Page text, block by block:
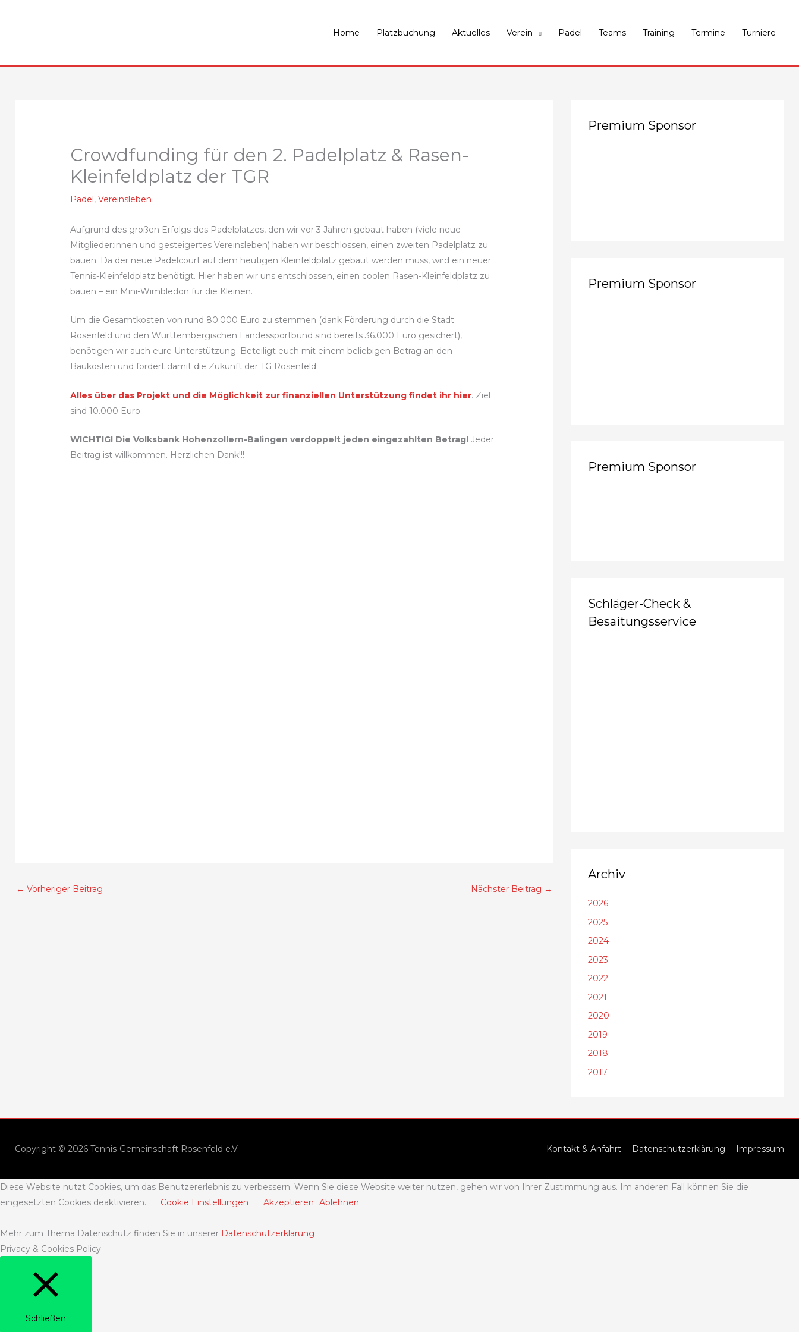
Home Platzbuchung Aktuelles Verein Padel Teams Training Termine Turniere
Crowdfunding für den 2. Padelplatz & Rasen-
Kleinfeldplatz der TGR
Padel,Vereinsleben
Aufgrund des großen Erfolgs des Padelplatzes, den wir vor 3 Jahren gebaut haben (viele neue
Mitglieder:innen und gesteigertes Vereinsleben) haben wir beschlossen, einen zweiten Padelplatz zu
bauen. Da der neue Padelcourt auf dem heutigen Kleinfeldplatz gebaut werden muss, wird ein neuer
Tennis-Kleinfeldplatz benötigt. Hier haben wir uns entschlossen, einen coolen Rasen-Kleinfeldplatz zu
bauen – ein Mini-Wimbledon für die Kleinen.
Um die Gesamtkosten von rund 80.000 Euro zu stemmen (dank Förderung durch die Stadt
Rosenfeld und den Württembergischen Landessportbund sind bereits 36.000 Euro gesichert),
benötigen wir auch eure Unterstützung. Beteiligt euch mit einem beliebigen Betrag an den
Baukosten und fördert damit die Zukunft der TG Rosenfeld.
Alles über das Projekt und die Möglichkeit zur finanziellen Unterstützung findet ihr hier. Ziel
sind 10.000 Euro.
WICHTIG! Die Volksbank Hohenzollern-Balingen verdoppelt jeden eingezahlten Betrag!Jeder
Beitrag ist willkommen. Herzlichen Dank!!!
← Vorheriger Beitrag Nächster Beitrag →
Premium Sponsor
Premium Sponsor
Premium Sponsor
Schläger-Check &
Besaitungsservice
Archiv
2026
2025
2024
2023
2022
2021
2020
2019
2018
2017
Copyright © 2026 Tennis-Gemeinschaft Rosenfeld e.V. Kontakt & Anfahrt Datenschutzerklärung Impressum
Diese Website nutzt Cookies, um das Benutzererlebnis zu verbessern. Wenn Sie diese Website weiter nutzen, gehen wir von Ihrer Zustimmung aus. Im anderen Fall können Sie die
eingesetzten Cookies deaktivieren.
Cookie Einstellungen Akzeptieren Ablehnen
Mehr zum Thema Datenschutz finden Sie in unserer Datenschutzerklärung
Privacy & Cookies Policy
Schließen